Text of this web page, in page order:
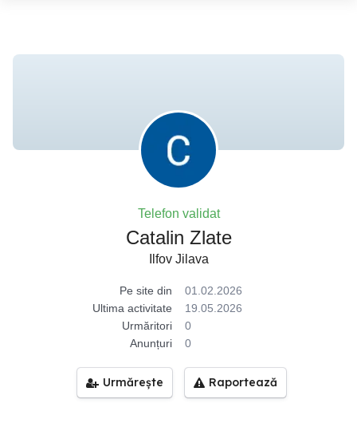
Telefon validat
Catalin Zlate
Ilfov Jilava
Pe site din
01.02.2026
Ultima activitate
19.05.2026
Urmăritori
0
Anunțuri
0
Urmărește Raportează